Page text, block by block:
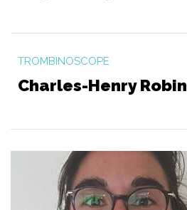
TROMBINOSCOPE
Charles-Henry Robin